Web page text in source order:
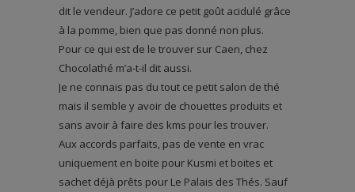
dit le vendeur. J’adore ce petit goût acidulé grâce
à la pomme, bien que pas donné non plus.
Pour ce qui est de le trouver sur Caen, chez
Chocolathé m’a-t-il dit aussi.
Je ne connais pas du tout ce petit salon de thé
mais il semble y avoir de chouettes produits et
sans avoir à faire des kms pour les trouver.
Aux accords parfaits, pas de vente en vrac
uniquement en boite pour Kusmi et boites et
sachet déjà prêts pour Le Palais des Thés. Sauf